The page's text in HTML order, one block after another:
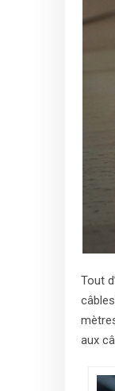
Tout
aux